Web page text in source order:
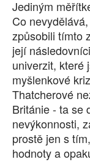
Jediným
Co
způsobili tímto
její
univerzit, které
myšlenkové
Thatcherové
Británie - ta se
nevýkonnosti,
prostě jen s
hodnoty a